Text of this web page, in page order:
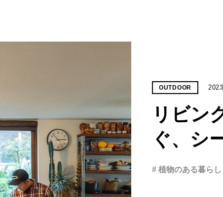
OUTDOOR
リビン
ぐ、シ
# 植物のある暮らし